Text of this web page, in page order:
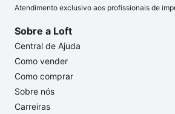
Atendimento exclusivo aos profissionais de
Sobre a Loft
Central de Ajuda
Como vender
Como comprar
Sobre nós
Carreiras